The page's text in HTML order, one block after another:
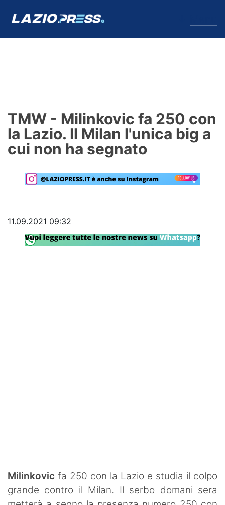
Formello
Infortuni
Primavera
Lazio Women
Rassegna Lazio
Contatti
TMW - Milinkovic fa 250 con
la Lazio. Il Milan l'unica big a
cui non ha segnato
11.09.2021 09:32
Milinkovic fa 250 con la Lazio e studia il colpo
grande contro il Milan. Il serbo domani sera